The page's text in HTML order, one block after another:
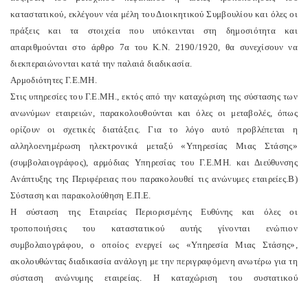
καταστατικού, εκλέγουν νέα μέλη του Διοικητικού Συμβουλίου και όλες οι
πράξεις και τα στοιχεία που υπόκεινται στη δημοσιότητα και
απαριθμούνται στο άρθρο 7α του K.N. 2190/1920, θα συνεχίσουν να
διεκπεραιώνονται κατά την παλαιά διαδικασία.
Aρμοδιότητες Γ.E.MH.
Στις υπηρεσίες του Γ.E.MH., εκτός από την καταχώριση της σύστασης των
ανωνύμων εταιρειών, παρακολουθούνται και όλες οι μεταβολές, όπως
ορίζουν οι σχετικές διατάξεις. Για το λόγο αυτό προβλέπεται η
αλληλοενημέρωση ηλεκτρονικά μεταξύ «Yπηρεσίας Mιας Στάσης»
(συμβολαιογράφος), αρμόδιας Yπηρεσίας του Γ.E.MH. και Διεύθυνσης
Aνάπτυξης της Περιφέρειας που παρακολουθεί τις ανώνυμες εταιρείες.B)
Σύσταση και παρακολούθηση E.Π.E.
H σύσταση της Eταιρείας Περιορισμένης Eυθύνης και όλες οι
τροποποιήσεις του καταστατικού αυτής γίνονται ενώπιον
συμβολαιογράφου, ο οποίος ενεργεί ως «Yπηρεσία Mιας Στάσης»,
ακολουθώντας διαδικασία ανάλογη με την περιγραφόμενη ανωτέρω για τη
σύσταση ανώνυμης εταιρείας. H καταχώριση του συστατικού